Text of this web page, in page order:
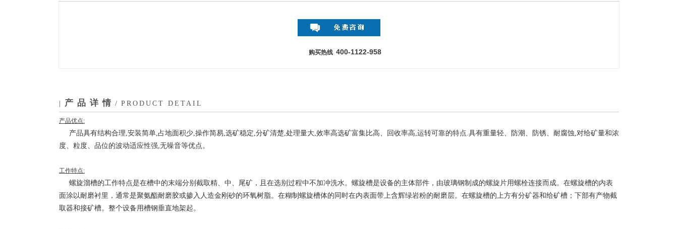
购买热线 400-1122-958
| 产品详情 / PRODUCT DETAIL
产品优点:
产品具有结构合理,安装简单,占地面积少,操作简易,选矿稳定,分矿清楚,处理量大,效率高选矿富集比高、回收率高,运转可靠的特点.具有重量轻、防潮、防锈、耐腐蚀,对给矿量和浓
度、粒度、品位的波动适应性强,无噪音等优点。
工作特点:
螺旋溜槽的工作特点是在槽中的末端分别截取精、中、尾矿，且在选别过程中不加冲洗水。螺旋槽是设备的主体部件，由玻璃钢制成的螺旋片用螺栓连接而成。在螺旋槽的内表
面涂以耐磨衬里，通常是聚氨酯耐磨胶或掺入人造金刚砂的环氧树脂。在糊制螺旋槽体的同时在内表面带上含辉绿岩粉的耐磨层。在螺旋槽的上方有分矿器和给矿槽；下部有产物截
取器和接矿槽。整个设备用槽钢垂直地架起。